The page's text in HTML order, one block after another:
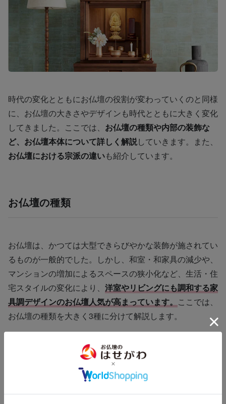
時代の変化とともにお仏壇の役割が変わっていくのと同様
に、お仏壇の大きさやデザインも時代とともに大きく変化
してきました。ここでは、 お仏壇の種類や内部の装飾な
ど、お仏壇本体について詳しく解説していきます。また、
お仏壇における宗派の違いも紹介しています。
お仏壇の種類
お仏壇は、かつては大型できらびやかな装飾が施されてい
るものが一般的でした。しかし、和室・和家具の減少や、
マンションの増加によるスペースの狭小化など、生活・住
宅スタイルの変化により、 洋室やリビングにも調和する家
具調デザインのお仏壇人気が高まっています。 ここでは、
お仏壇の種類を大きく3種に分けて解説します。
明るい色味で洋間(フローリング)にも似合うお仏壇や、有